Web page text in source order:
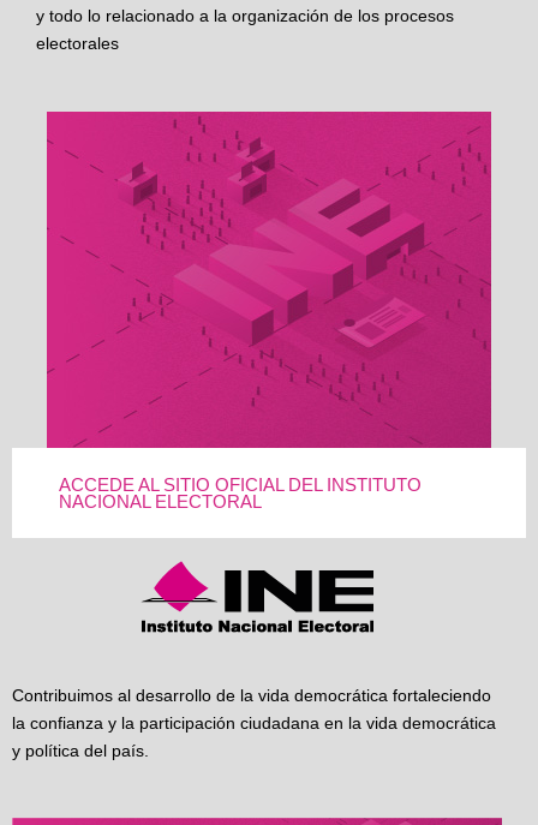
y todo lo relacionado a la organización de los procesos
electorales
ACCEDE AL SITIO OFICIAL DEL INSTITUTO
NACIONAL ELECTORAL
Contribuimos al desarrollo de la vida democrática fortaleciendo
la confianza y la participación ciudadana en la vida democrática
y política del país.